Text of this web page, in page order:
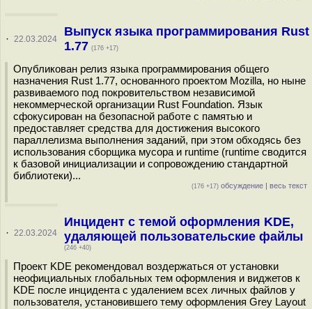
· 22.03.2024
Выпуск языка программирования Rust
1.77 (176 +17)
Опубликован релиз языка программирования общего
назначения Rust 1.77, основанного проектом Mozilla, но ныне
развиваемого под покровительством независимой
некоммерческой организации Rust Foundation. Язык
сфокусирован на безопасной работе с памятью и
предоставляет средства для достижения высокого
параллелизма выполнения заданий, при этом обходясь без
использования сборщика мусора и runtime (runtime сводится
к базовой инициализации и сопровождению стандартной
библиотеки)...
(176 +17) обсуждение | весь текст
· 22.03.2024
Инцидент с темой оформления KDE,
удаляющей пользовательские файлы
(246 +40)
Проект KDE рекомендовал воздержаться от установки
неофициальных глобальных тем оформления и виджетов к
KDE после инцидента с удалением всех личных файлов у
пользователя, установившего тему оформления Grey Layout